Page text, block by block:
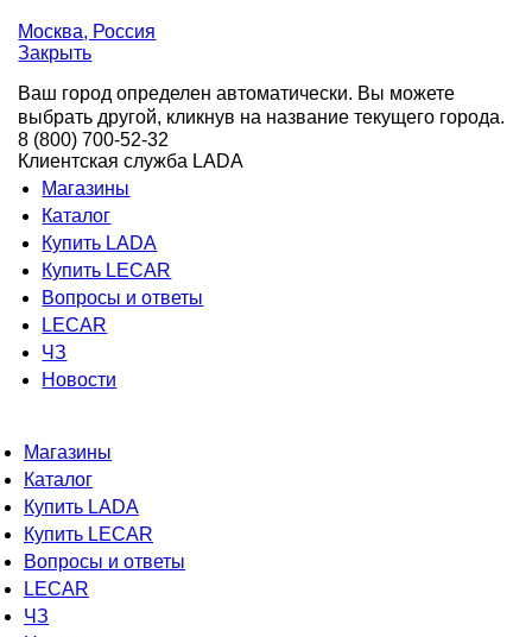
Москва, Россия
Закрыть
Ваш город определен автоматически. Вы можете
выбрать другой, кликнув на название текущего города.
8 (800) 700-52-32
Клиентская служба LADA
Магазины
Каталог
Купить LADA
Купить LECAR
Вопросы и ответы
LECAR
ЧЗ
Новости
Магазины
Каталог
Купить LADA
Купить LECAR
Вопросы и ответы
LECAR
ЧЗ